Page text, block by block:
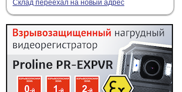
Склад переехал на новый адрес